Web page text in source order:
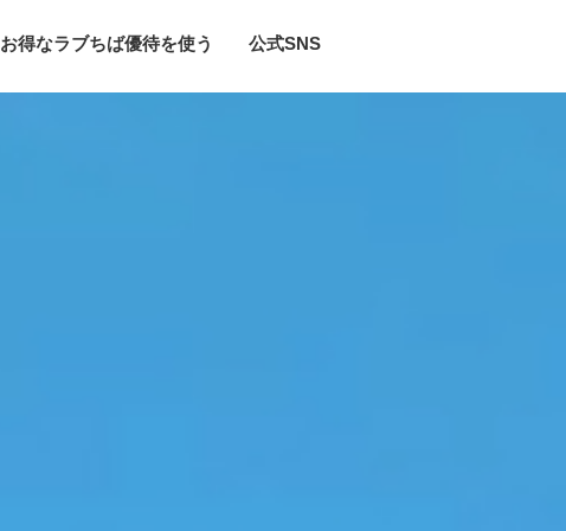
お得なラブちば優待を使う 公式SNS